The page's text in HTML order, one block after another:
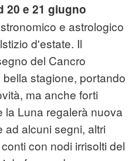
20 e 21 giugno
e astrologico
d'estate. Il
del Cancro
stagione, portando
ma anche forti
la Luna regalerà nuova
ad alcuni segni, altri
con nodi irrisolti del